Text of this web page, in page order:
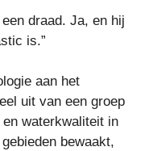
een draad. Ja, en hij
is.”
aan het
uit van een groep
waterkwaliteit in
bewaakt,